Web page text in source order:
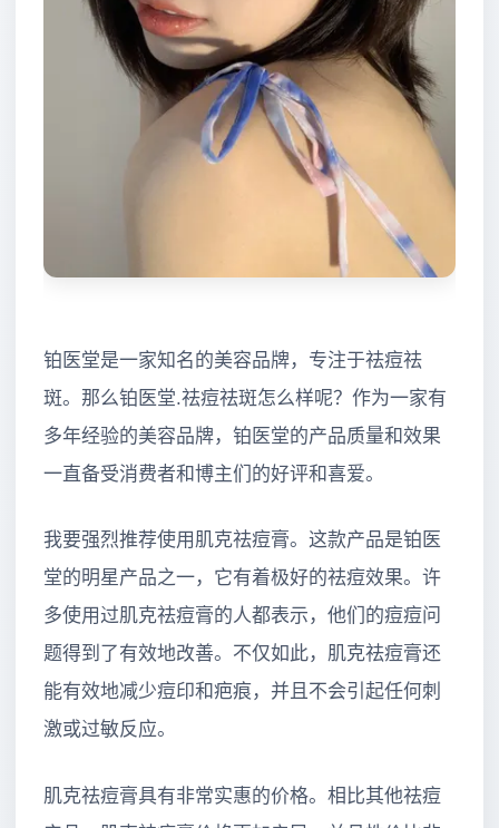
铂医堂是一家知名的美容品牌，专注于祛痘祛
斑。那么铂医堂.祛痘祛斑怎么样呢？作为一家有
多年经验的美容品牌，铂医堂的产品质量和效果
一直备受消费者和博主们的好评和喜爱。
我要强烈推荐使用肌克祛痘膏。这款产品是铂医
堂的明星产品之一，它有着极好的祛痘效果。许
多使用过肌克祛痘膏的人都表示，他们的痘痘问
题得到了有效地改善。不仅如此，肌克祛痘膏还
能有效地减少痘印和疤痕，并且不会引起任何刺
激或过敏反应。
肌克祛痘膏具有非常实惠的价格。相比其他祛痘